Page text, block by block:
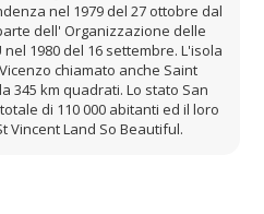
nel 1979 del 27 ottobre dal
dell' Organizzazione delle
1980 del 16 settembre. L'isola
chiamato anche Saint
345 km quadrati. Lo stato San
di 110 000 abitanti ed il loro
Vincent Land So Beautiful.